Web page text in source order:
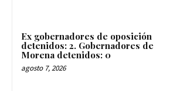
Ex gobernadores de oposición
detenidos: 2. Gobernadores de
Morena detenidos: 0
agosto 7, 2026